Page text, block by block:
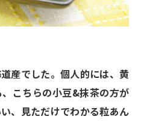
産でした。個人的には、黄
こちらの小豆&抹茶の方が
、見ただけでわかる粒あん